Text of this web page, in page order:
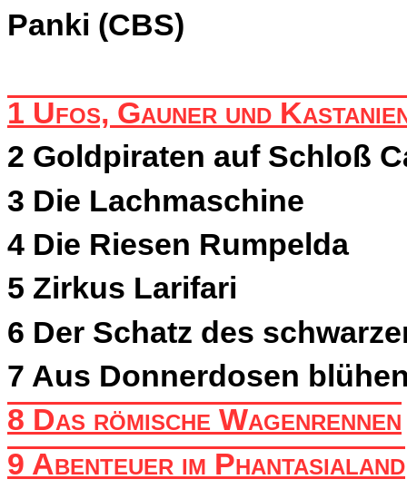
Panki (CBS)
1 Ufos, Gauner und
2 Goldpiraten auf Schloß
3 Die Lachmaschine
4 Die Riesen Rumpelda
5 Zirkus Larifari
6 Der Schatz des
7 Aus Donnerdosen
8 Das römische Wagenrennen
9 Abenteuer im Phantasialand